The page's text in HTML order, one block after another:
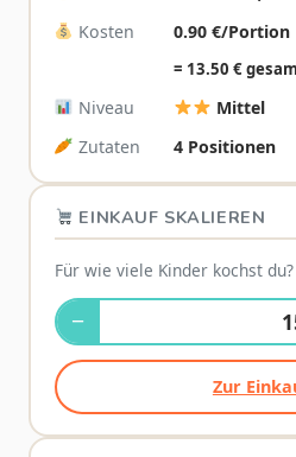
Kosten
0.90 €/Portion
= 13.50 €
Niveau
Mittel
Zutaten
4 Positionen
EINKAUF SKALIEREN
Für wie viele Kinder kochst du?
−
Zur